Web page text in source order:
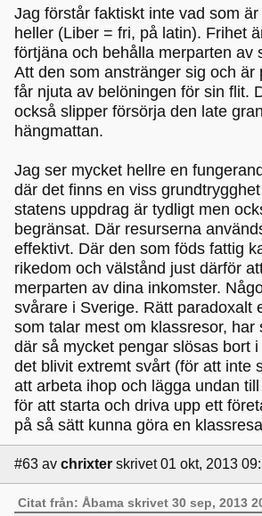
Jag förstår faktiskt inte vad som
heller (Liber = fri, på latin). Frihet
förtjäna och behålla merparten av
Att den som anstränger sig och är
får njuta av belöningen för sin flit.
också slipper försörja den late
hängmattan.
Jag ser mycket hellre en
där det finns en viss
statens uppdrag är tydligt men
begränsat. Där resurserna
effektivt. Där den som föds fattig
rikedom och välstånd just därför
merparten av dina inkomster.
svårare i Sverige. Rätt paradoxalt
som talar mest om klassresor, har
där så mycket pengar slösas bort
det blivit extremt svårt (för att inte
att arbeta ihop och lägga undan
för att starta och driva upp ett
på så sätt kunna göra en
#63 av chrixter skrivet 01 okt, 2013
Citat från: Åbama skrivet 30 sep, 2013